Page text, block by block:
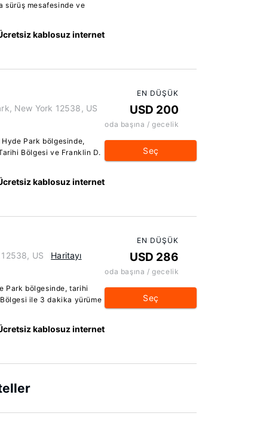
sürüş mesafesinde ve
kablosuz internet
New York 12538, US
Park bölgesinde,
Bölgesi ve Franklin D.
kablosuz internet
EN DÜŞÜK
USD 200
oda başına / gecelik
Seç
US
Haritayı
Park bölgesinde, tarihi
ile 3 dakika yürüme
kablosuz internet
EN DÜŞÜK
USD 286
oda başına / gecelik
Seç